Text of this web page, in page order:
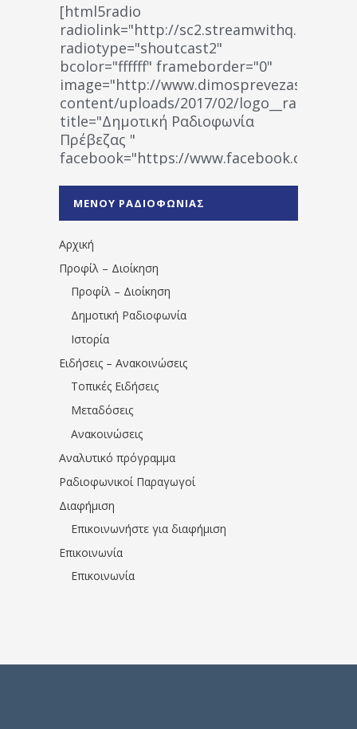
[html5radio
radiolink="http://
radiotype="shoutcast2"
bcolor="ffffff" frameborder="0"
image="http://www.dimosprevezas.gr/wp-
content/uploads/2017/02/
title="Δημοτική Ραδιοφωνία
Πρέβεζας "
facebook="https://www.facebook.com/
1531194763766854/" artist="" ]
ΜΕΝΟΥ ΡΑΔΙΟΦΩΝΙΑΣ
Αρχική
Προφίλ – Διοίκηση
Προφίλ – Διοίκηση
Δημοτική Ραδιοφωνία
Ιστορία
Ειδήσεις – Ανακοινώσεις
Τοπικές Ειδήσεις
Μεταδόσεις
Ανακοινώσεις
Αναλυτικό πρόγραμμα
Ραδιοφωνικοί Παραγωγοί
Διαφήμιση
Επικοινωνήστε για διαφήμιση
Επικοινωνία
Επικοινωνία